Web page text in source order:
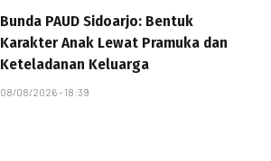
Bunda PAUD Sidoarjo: Bentuk
Karakter Anak Lewat Pramuka dan
Keteladanan Keluarga
08/08/2026 - 18:39